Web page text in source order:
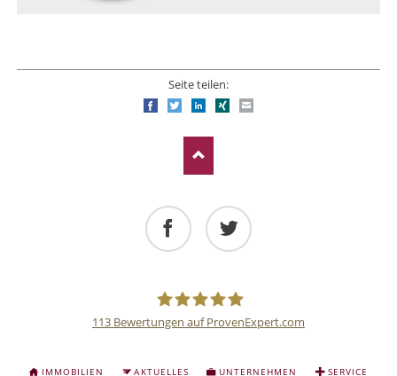
Seite teilen:
FacebookTwitterLinkedIn
Xing
113 Bewertungen auf ProvenExpert.com
NAVIGATION
IMMOBILIEN AKTUELLES UNTERNEHMEN SERVICE